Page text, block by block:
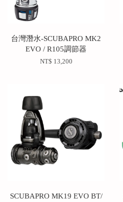
台灣潛水-SCUBAPRO MK2
EVO / R105調節器
NT$ 13,200
SCUBAPRO MK19 EVO BT/